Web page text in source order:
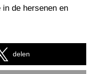
de hersenen en
delen